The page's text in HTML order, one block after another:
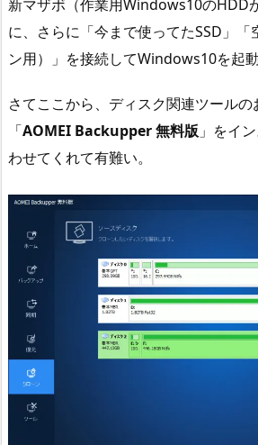
新マザボ（作業用Windows10のHDD
に、さらに「今まで使ってたSSD」
ン用）」を接続してWindows10を起動
さてここから、ディスク関連ツールの
「AOMEI Backupper 無料版 」をイ
わせてくれて有難い。